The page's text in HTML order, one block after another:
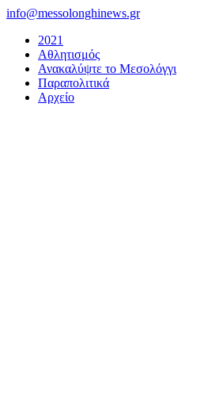
Μετάβαση
περιεχόμενο
info@messolonghinews.gr
2021
Αθλητισμός
Ανακαλύψτε το Μεσολόγγι
Παραπολιτικά
Αρχείο